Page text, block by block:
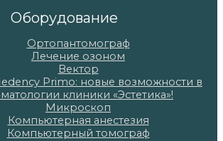
Оборудование
Ортопантомограф
Лечение озоном
Вектор
Primo: новые возможности в
клиники «Эстетика»!
Микроскоп
Компьютерная анестезия
Компьютерный томограф